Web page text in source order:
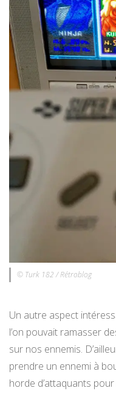
© Turk 182 / Rétroblog
Un autre aspect
l’on pouvait ramasser
sur nos ennemis.
prendre un ennemi à
horde d’attaquants